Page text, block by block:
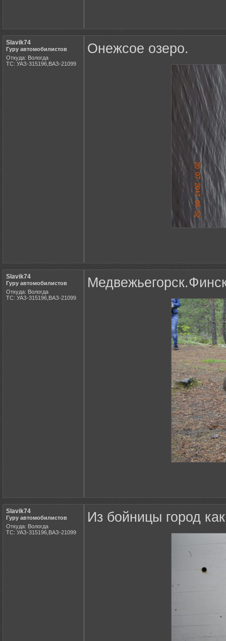
Slavik74
Гуру автомобилистов
Откуда: Вологда
ТС: УАЗ-315196,ВАЗ-21099
Онежсое озеро.
Slavik74
Гуру автомобилистов
Откуда: Вологда
ТС: УАЗ-315196,ВАЗ-21099
Slavik74
Гуру автомобилистов
Откуда: Вологда
ТС: УАЗ-315196,ВАЗ-21099
Из бойницы город